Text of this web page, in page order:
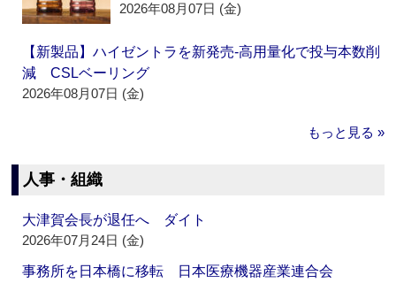
2026年08月07日 (金)
【新製品】ハイゼントラを新発売‐高用量化で投与本数削
減 CSLベーリング
2026年08月07日 (金)
もっと見る »
人事・組織
大津賀会長が退任へ ダイト
2026年07月24日 (金)
事務所を日本橋に移転 日本医療機器産業連合会